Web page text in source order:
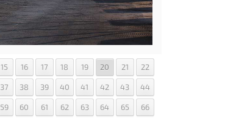
15 16 17 18 19 20 21 22
37 38 39 40 41 42 43 44
59 60 61 62 63 64 65 66